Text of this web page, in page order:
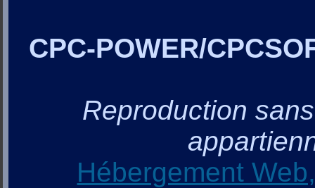
CPC-POWER/
Reproduction
Hébergement